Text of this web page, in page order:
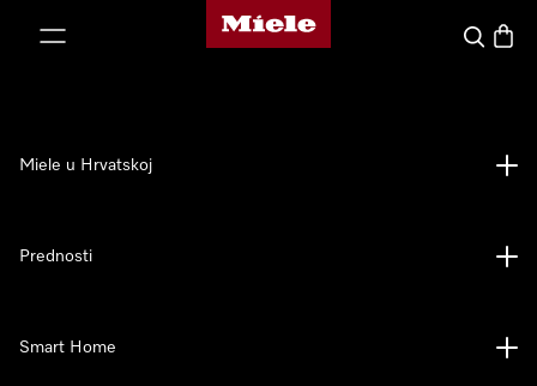
Miele početna stranica
Pretraga
Miele u Hrvatskoj
Prednosti
Smart Home